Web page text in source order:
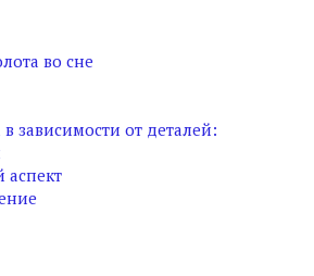
во сне
зависимости от деталей:
аспект